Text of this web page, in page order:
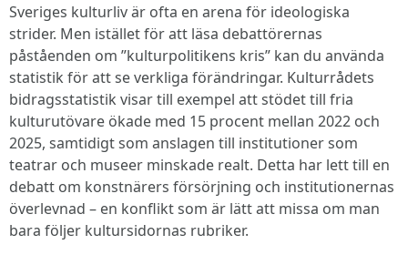
Sveriges kulturliv är ofta en arena för ideologiska
strider. Men istället för att läsa debattörernas
påståenden om ”kulturpolitikens kris” kan du använda
statistik för att se verkliga förändringar. Kulturrådets
bidragsstatistik visar till exempel att stödet till fria
kulturutövare ökade med 15 procent mellan 2022 och
2025, samtidigt som anslagen till institutioner som
teatrar och museer minskade realt. Detta har lett till en
debatt om konstnärers försörjning och institutionernas
överlevnad – en konflikt som är lätt att missa om man
bara följer kultursidornas rubriker.